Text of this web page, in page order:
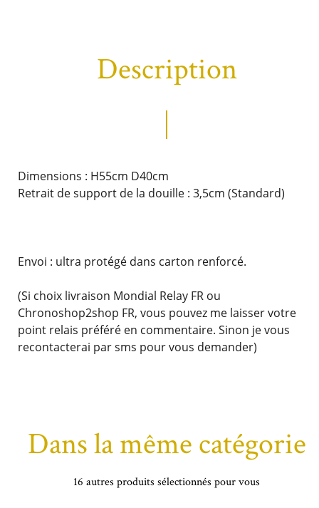
Description
Dimensions : H55cm D40cm
Retrait de support de la douille : 3,5cm (Standard)
Envoi : ultra protégé dans carton renforcé.
(Si choix livraison Mondial Relay FR ou
Chronoshop2shop FR, vous pouvez me laisser votre
point relais préféré en commentaire. Sinon je vous
recontacterai par sms pour vous demander)
Dans la même catégorie
16 autres produits sélectionnés pour vous